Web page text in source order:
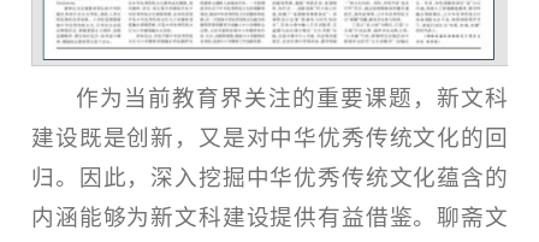
作为当前教育界关注的重要课题，新文科
建设既是创新，又是对中华优秀传统文化的回
归。因此，深入挖掘中华优秀传统文化蕴含的
内涵能够为新文科建设提供有益借鉴。聊斋文